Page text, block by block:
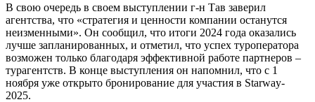
В свою очередь в своем выступлении г-н Тав заверил
агентства, что «стратегия и ценности компании останутся
неизменными». Он сообщил, что итоги 2024 года оказались
лучше запланированных, и отметил, что успех туроператора
возможен только благодаря эффективной работе партнеров –
турагентств. В конце выступления он напомнил, что с 1
ноября уже открыто бронирование для участия в Starway-
2025.